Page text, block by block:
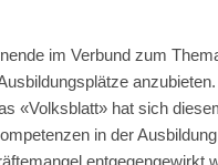
im Verbund zum
«Volksblatt» hat sich
in der
entgegengewirkt